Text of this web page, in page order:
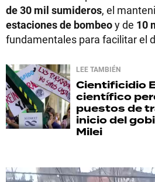
de 30 mil sumideros, el
estaciones de bombeoy de 10
fundamentales para facilitar el
LEE TAMBIÉN
Cientificidio
científico
puestos de
inicio del
Milei